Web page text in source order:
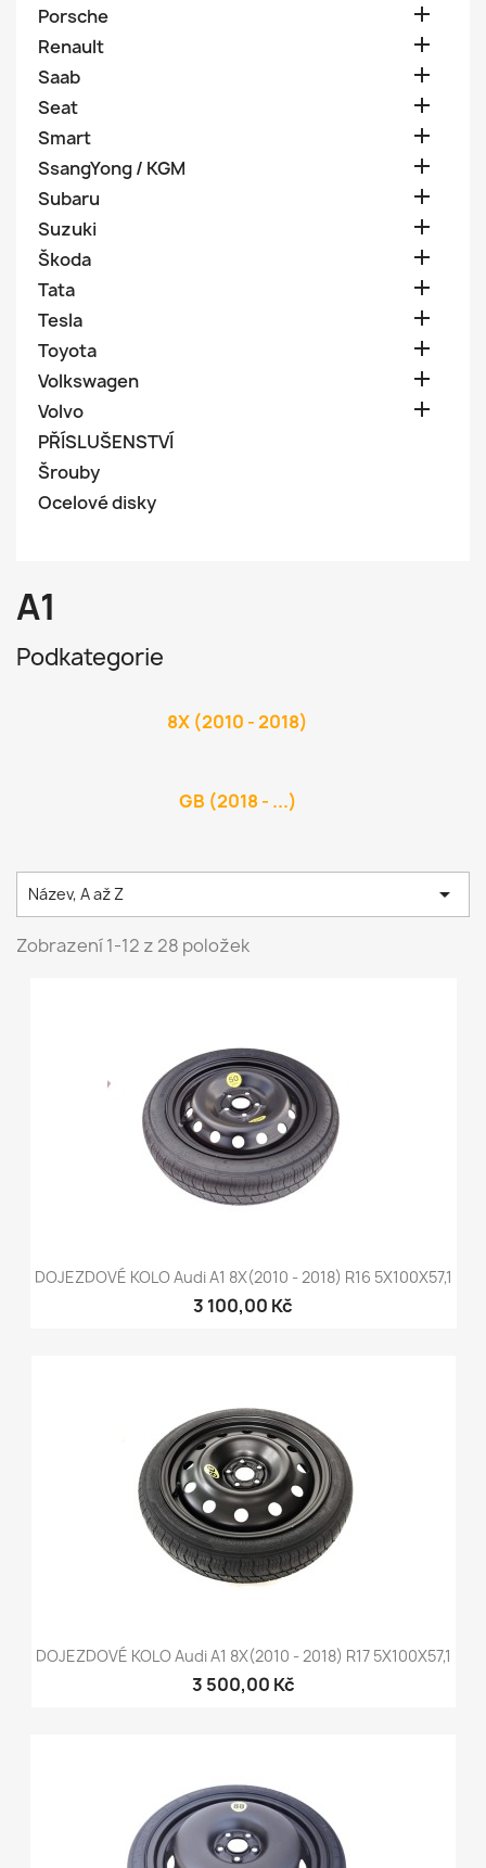
Porsche 
Renault 
Saab 
Seat 
Smart 
SsangYong / KGM 
Subaru 
Suzuki 
Škoda 
Tata 
Tesla 
Toyota 
Volkswagen 
Volvo 
PŘÍSLUŠENSTVÍ
Šrouby
Ocelové disky
A1
Podkategorie
8X (2010 - 2018)
GB (2018 - ...)
Název, A až Z 
Zobrazení 1-12 z 28 položek
DOJEZDOVÉ KOLO Audi A1 8X(2010 - 2018) R16 5X100X57,1
3 100,00 Kč
DOJEZDOVÉ KOLO Audi A1 8X(2010 - 2018) R17 5X100X57,1
3 500,00 Kč